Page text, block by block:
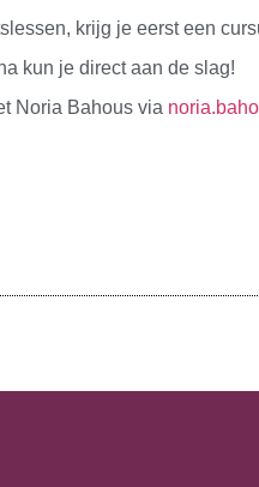
krijg je eerst een
kun je direct aan de slag!
Noria Bahous via